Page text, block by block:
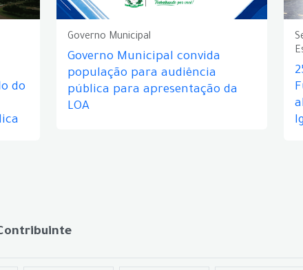
do
Governo Municipal
Governo Municipal convida
população para audiência
pública para apresentação da
LOA